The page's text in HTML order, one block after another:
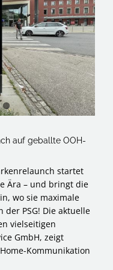
auf geballte OOH-
startet
Ära – und bringt die
wo sie maximale
PSG! Die aktuelle
vielseitigen
GmbH, zeigt
Kommunikation